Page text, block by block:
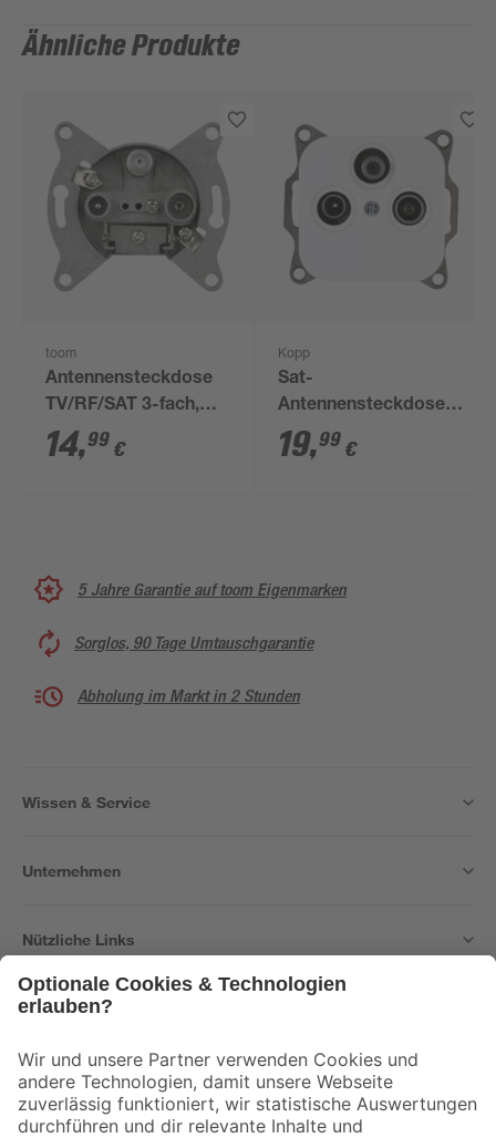
Ähnliche Produkte
toom
Antennensteckdose
TV/RF/SAT 3-fach,
ohne Abdeckung
14,99 €
Kopp
Sat-
Antennensteckdose
'Donau' arktisweiß
19,99 €
5 Jahre Garantie auf toom Eigenmarken
Sorglos, 90 Tage Umtauschgarantie
Abholung im Markt in 2 Stunden
Wissen & Service
Unternehmen
Nützliche Links
Der toom Newsletter: Keine Angebote und Aktionen mehr verpassen!
Zur Newsletter Anmeldung